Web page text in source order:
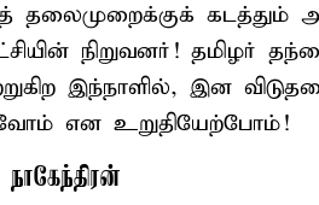
தலைமுறைக்குக் கடத்தும்
நிறுவனர்! தமிழர்
இந்நாளில், இன
என உறுதியேற்போம்!